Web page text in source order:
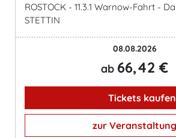
ROSTOCK - 11.3.1 Warnow-Fahrt -
STETTIN
08.08.2026
ab 66,42 €
Tickets kaufen
zur Veranstaltung